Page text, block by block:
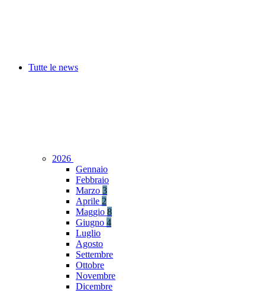
Tutte le news
2026
Gennaio
Febbraio
Marzo 3
Aprile 2
Maggio 8
Giugno 4
Luglio
Agosto
Settembre
Ottobre
Novembre
Dicembre